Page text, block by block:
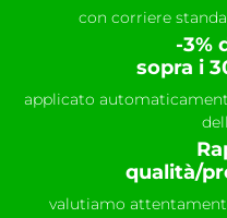
con corriere
-3%
sopra i
applicato
qualità/
valutiamo